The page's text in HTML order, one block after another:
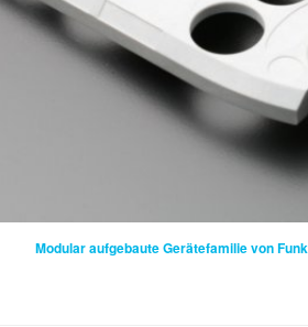
Modular aufgebaute Gerätefamilie von